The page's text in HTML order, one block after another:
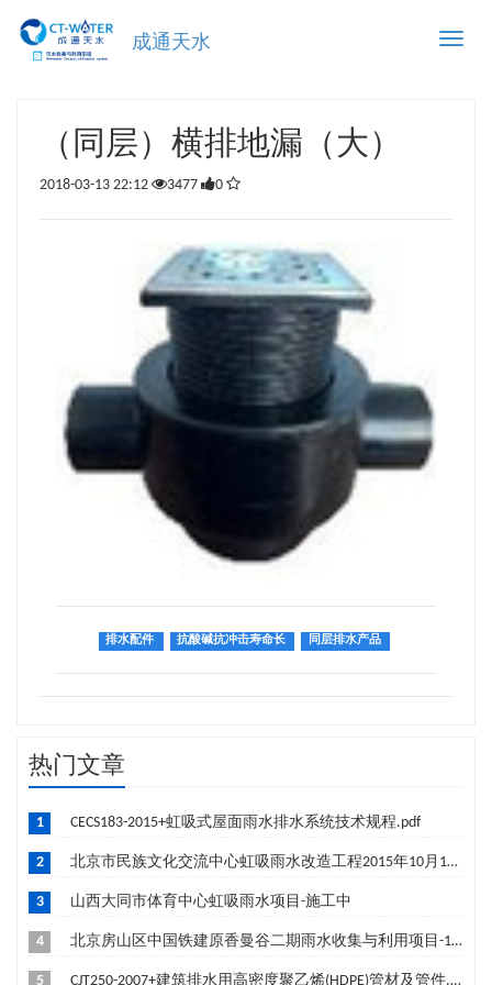
Toggle
成通天水
（同层）横排地漏（大）
2018-03-13 22:12 3477 0
排水配件 抗酸碱抗冲击寿命长 同层排水产品
热门文章
1 CECS183-2015+虹吸式屋面雨水排水系统技术规程.pdf
2 北京市民族文化交流中心虹吸雨水改造工程2015年10月19日成功签约-筹建中
3 山西大同市体育中心虹吸雨水项目-施工中
4 北京房山区中国铁建原香曼谷二期雨水收集与利用项目-10月竣工
5 CJT250-2007+建筑排水用高密度聚乙烯(HDPE)管材及管件.pdf